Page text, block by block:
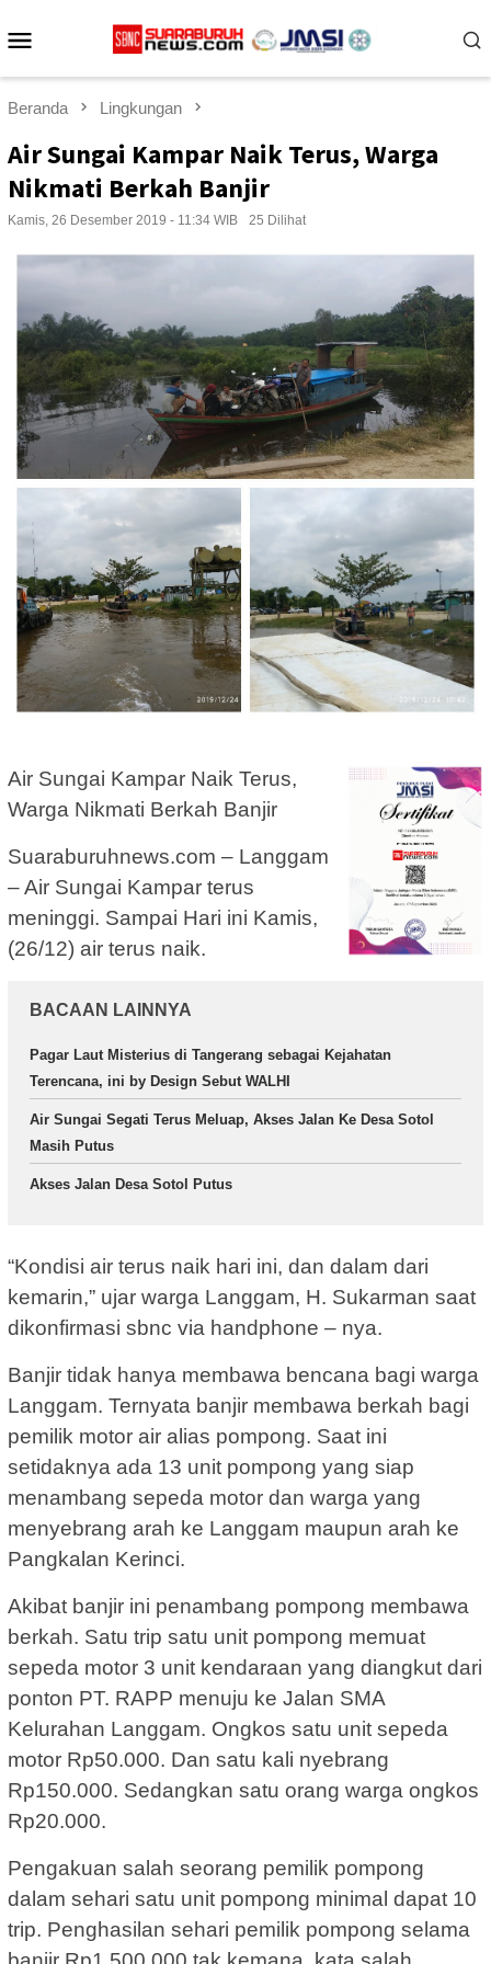
ke
Beranda Lingkungan
Air Sungai Kampar Naik Terus, Warga
Nikmati Berkah Banjir
Kamis, 26 Desember 2019 - 11:34 WIB 25 Dilihat
Air Sungai Kampar Naik Terus,
Warga Nikmati Berkah Banjir
Suaraburuhnews.com – Langgam
– Air Sungai Kampar terus
meninggi. Sampai Hari ini Kamis,
(26/12) air terus naik.
BACAAN LAINNYA
Pagar Laut Misterius di Tangerang sebagai Kejahatan
Terencana, ini by Design Sebut WALHI
Air Sungai Segati Terus Meluap, Akses Jalan Ke Desa Sotol
Masih Putus
Akses Jalan Desa Sotol Putus
“Kondisi air terus naik hari ini, dan dalam dari
kemarin,” ujar warga Langgam, H. Sukarman saat
dikonfirmasi sbnc via handphone – nya.
Banjir tidak hanya membawa bencana bagi warga
Langgam. Ternyata banjir membawa berkah bagi
pemilik motor air alias pompong. Saat ini
setidaknya ada 13 unit pompong yang siap
menambang sepeda motor dan warga yang
menyebrang arah ke Langgam maupun arah ke
Pangkalan Kerinci.
Akibat banjir ini penambang pompong membawa
berkah. Satu trip satu unit pompong memuat
sepeda motor 3 unit kendaraan yang diangkut dari
ponton PT. RAPP menuju ke Jalan SMA
Kelurahan Langgam. Ongkos satu unit sepeda
motor Rp50.000. Dan satu kali nyebrang
Rp150.000. Sedangkan satu orang warga ongkos
Rp20.000.
Pengakuan salah seorang pemilik pompong
dalam sehari satu unit pompong minimal dapat 10
trip. Penghasilan sehari pemilik pompong selama